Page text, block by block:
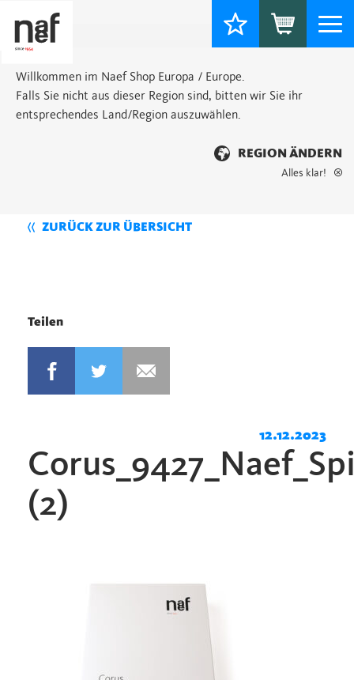
Willkommen im Naef Shop Europa / Europe.
Falls Sie nicht aus dieser Region sind, bitten wir Sie ihr
entsprechendes Land/Region auszuwählen.
REGION ÄNDERN
Alles klar!
ZURÜCK ZUR ÜBERSICHT
Teilen
12.12.2023
(2)